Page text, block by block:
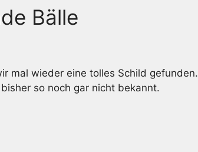
Bälle
mal wieder eine tolles Schild gefunden.
so noch gar nicht bekannt.